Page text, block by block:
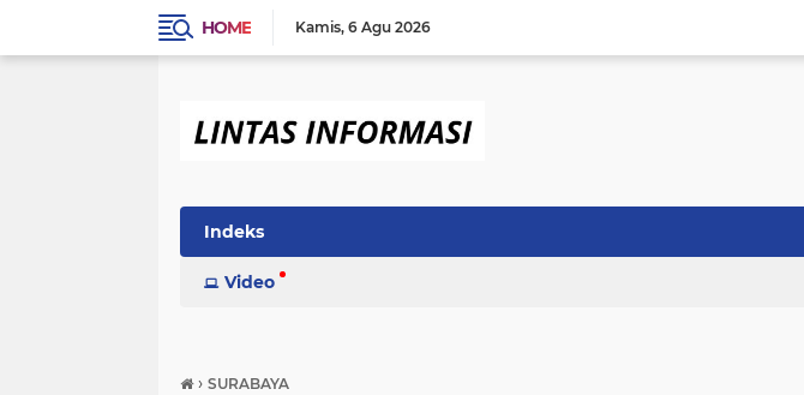
HOME Kamis 6 Agu 2026
Indeks
Video
› SURABAYA